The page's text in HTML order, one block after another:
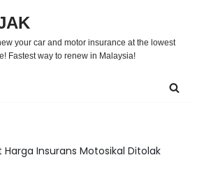
your car and motor insurance at the lowest
Fastest way to renew in Malaysia!
Harga Insurans Motosikal Ditolak